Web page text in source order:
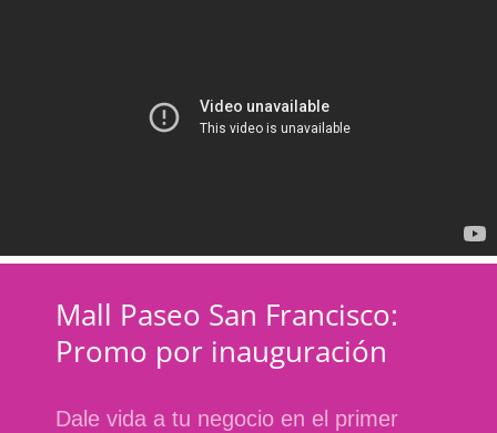
Mall Paseo San Francisco:
Promo por inauguración
Dale vida a tu negocio en el primer